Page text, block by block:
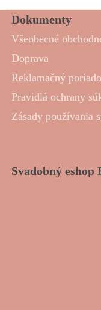
Dokumenty
Všeobecné
Doprava
Reklamačný
Pravidlá ochrany
Zásady používania
Svadobný